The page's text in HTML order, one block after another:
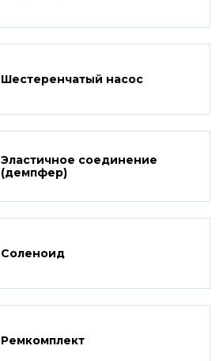
Шестеренчатый насос
Эластичное соединение
(демпфер)
Соленоид
Ремкомплект